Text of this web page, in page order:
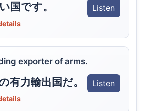
国です。 Listen
exporter of arms.
有力輸出国だ。 Listen